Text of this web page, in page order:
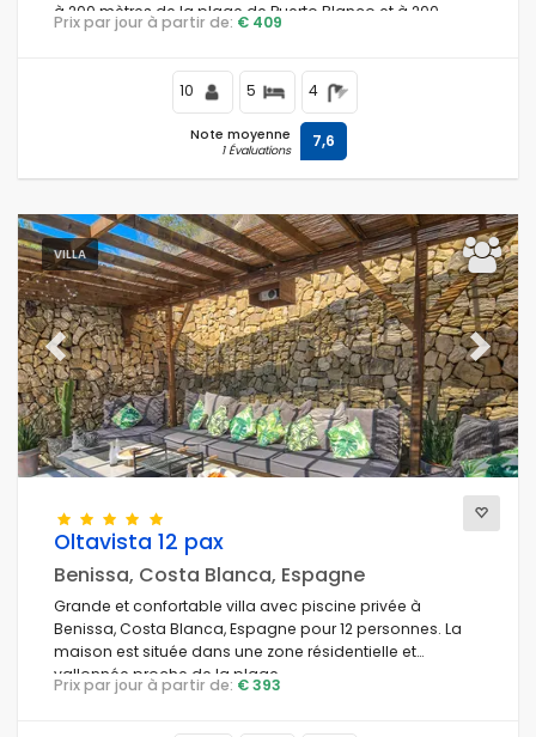
à 200 mètres de la plage de Puerto Blanco et à 200
mètres de la mer Méditerranée.
Prix par jour à partir de: € 409
10 5 4
Note moyenne
1 Évaluations 7,6
VILLA
Previous Next
Oltavista 12 pax
Benissa, Costa Blanca, Espagne
Grande et confortable villa avec piscine privée à
Benissa, Costa Blanca, Espagne pour 12 personnes. La
maison est située dans une zone résidentielle et
vallonnée proche de la plage.
Prix par jour à partir de: € 393